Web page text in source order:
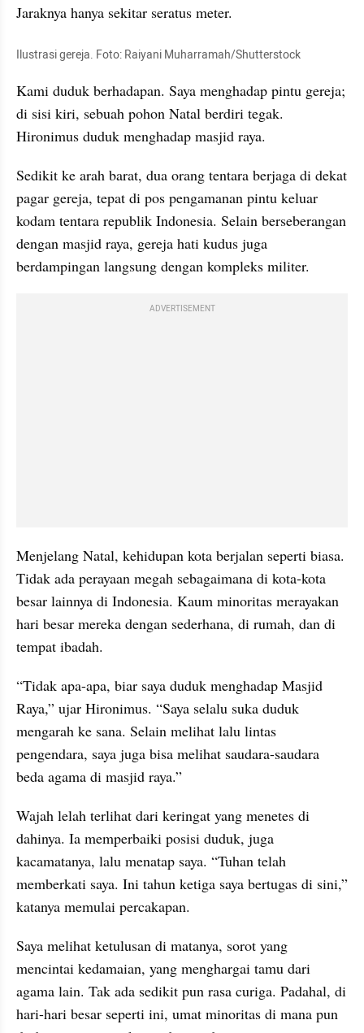
Jaraknya hanya sekitar seratus meter.
Ilustrasi gereja. Foto: Raiyani Muharramah/Shutterstock
Kami duduk berhadapan. Saya menghadap pintu gereja;
di sisi kiri, sebuah pohon Natal berdiri tegak.
Hironimus duduk menghadap masjid raya.
Sedikit ke arah barat, dua orang tentara berjaga di dekat
pagar gereja, tepat di pos pengamanan pintu keluar
kodam tentara republik Indonesia. Selain berseberangan
dengan masjid raya, gereja hati kudus juga
berdampingan langsung dengan kompleks militer.
ADVERTISEMENT
Menjelang Natal, kehidupan kota berjalan seperti biasa.
Tidak ada perayaan megah sebagaimana di kota-kota
besar lainnya di Indonesia. Kaum minoritas merayakan
hari besar mereka dengan sederhana, di rumah, dan di
tempat ibadah.
“Tidak apa-apa, biar saya duduk menghadap Masjid
Raya,” ujar Hironimus. “Saya selalu suka duduk
mengarah ke sana. Selain melihat lalu lintas
pengendara, saya juga bisa melihat saudara-saudara
beda agama di masjid raya.”
Wajah lelah terlihat dari keringat yang menetes di
dahinya. Ia memperbaiki posisi duduk, juga
kacamatanya, lalu menatap saya. “Tuhan telah
memberkati saya. Ini tahun ketiga saya bertugas di sini,”
katanya memulai percakapan.
Saya melihat ketulusan di matanya, sorot yang
mencintai kedamaian, yang menghargai tamu dari
agama lain. Tak ada sedikit pun rasa curiga. Padahal, di
hari-hari besar seperti ini, umat minoritas di mana pun